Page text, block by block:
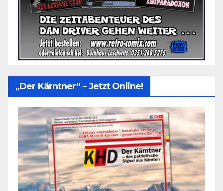
„Der Kärntner“ – Jetzt Online!